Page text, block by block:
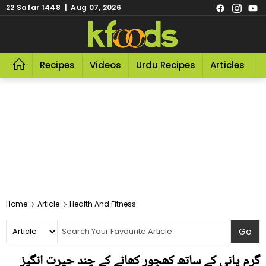
22 Safar 1448 | Aug 07, 2026
Recipes Videos Urdu Recipes Articles
Home Article Health And Fitness
گرم پانی کے ساتھ کھجور کھانے کے چند حیرت انگیز